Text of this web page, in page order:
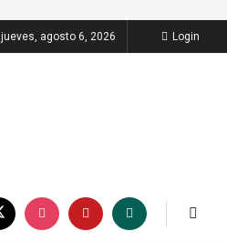
jueves, agosto 6, 2026 Login